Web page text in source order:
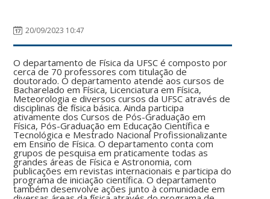
20/09/2023 10:47
O departamento de Física da UFSC é composto por
cerca de 70 professores com titulação de
doutorado. O departamento atende aos cursos de
Bacharelado em Física, Licenciatura em Física,
Meteorologia e diversos cursos da UFSC através de
disciplinas de física básica. Ainda participa
ativamente dos Cursos de Pós-Graduação em
Física, Pós-Graduação em Educação Científica e
Tecnológica e Mestrado Nacional Profissionalizante
em Ensino de Física. O departamento conta com
grupos de pesquisa em praticamente todas as
grandes áreas de Física e Astronomia, com
publicações em revistas internacionais e participa do
programa de iniciação científica. O departamento
também desenvolve ações junto à comunidade em